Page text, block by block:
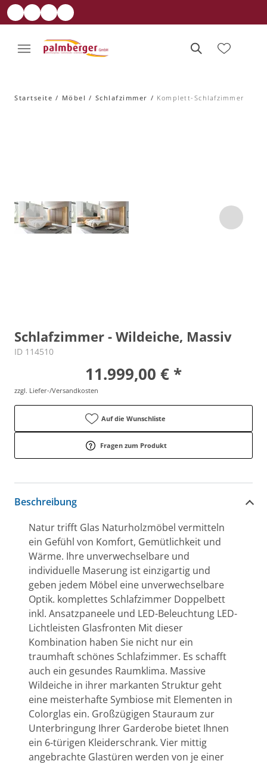
Startseite Möbel Schlafzimmer Komplett-Schlafzimmer
Schlafzimmer - Wildeiche, Massiv
ID 114510
11.999,00 € *
zzgl. Liefer-/Versandkosten
Auf die Wunschliste
Fragen zum Produkt
Beschreibung
Natur trifft Glas Naturholzmöbel vermitteln
ein Gefühl von Komfort, Gemütlichkeit und
Wärme. Ihre unverwechselbare und
individuelle Maserung ist einzigartig und
geben jedem Möbel eine unverwechselbare
Optik. komplettes Schlafzimmer Doppelbett
inkl. Ansatzpaneele und LED-Beleuchtung LED-
Lichtleisten Glasfronten Mit dieser
Kombination haben Sie nicht nur ein
traumhaft schönes Schlafzimmer. Es schafft
auch ein gesundes Raumklima. Massive
Wildeiche in ihrer markanten Struktur geht
eine meisterhafte Symbiose mit Elementen in
Colorglas ein. Großzügigen Stauraum zur
Unterbringung Ihrer Garderobe bietet Ihnen
ein 6-türigen Kleiderschrank. Vier mittig
angebrachte Glastüren werden von je einer